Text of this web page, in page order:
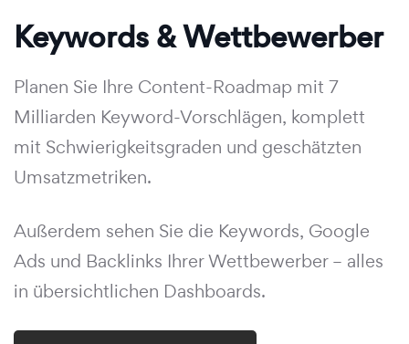
Keywords & Wettbewerber
Planen Sie Ihre Content-Roadmap mit 7
Milliarden Keyword-Vorschlägen, komplett
mit Schwierigkeitsgraden und geschätzten
Umsatzmetriken.
Außerdem sehen Sie die Keywords, Google
Ads und Backlinks Ihrer Wettbewerber – alles
in übersichtlichen Dashboards.